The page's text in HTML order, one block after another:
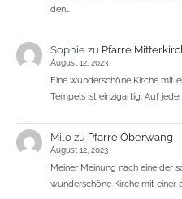
den…
Sophiezu Pfarre
August 12, 2023
Eine wunderschöne Kirche mit
Tempels ist einzigartig. Auf
Milozu Pfarre Oberwang
August 12, 2023
Meiner Meinung nach eine der
wunderschöne Kirche mit einer